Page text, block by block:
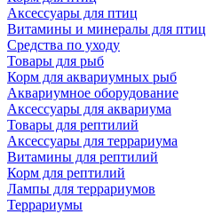
Аксессуары для птиц
Витамины и минералы для птиц
Средства по уходу
Товары для рыб
Корм для аквариумных рыб
Аквариумное оборудование
Аксессуары для аквариума
Товары для рептилий
Аксессуары для террариума
Витамины для рептилий
Корм для рептилий
Лампы для террариумов
Террариумы